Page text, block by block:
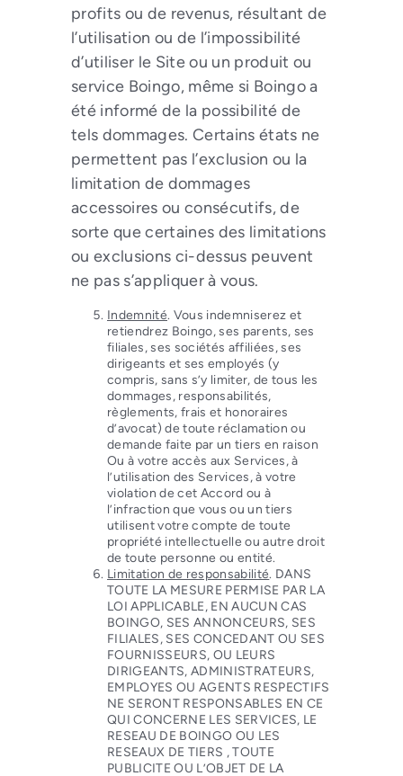
profits ou de revenus, résultant de
l’utilisation ou de l’impossibilité
d’utiliser le Site ou un produit ou
service Boingo, même si Boingo a
été informé de la possibilité de
tels dommages. Certains états ne
permettent pas l’exclusion ou la
limitation de dommages
accessoires ou consécutifs, de
sorte que certaines des limitations
ou exclusions ci-dessus peuvent
ne pas s’appliquer à vous.
Indemnité. Vous indemniserez et
retiendrez Boingo, ses parents, ses
filiales, ses sociétés affiliées, ses
dirigeants et ses employés (y
compris, sans s’y limiter, de tous les
dommages, responsabilités,
règlements, frais et honoraires
d’avocat) de toute réclamation ou
demande faite par un tiers en raison
Ou à votre accès aux Services, à
l’utilisation des Services, à votre
violation de cet Accord ou à
l’infraction que vous ou un tiers
utilisent votre compte de toute
propriété intellectuelle ou autre droit
de toute personne ou entité.
Limitation de responsabilité. DANS
TOUTE LA MESURE PERMISE PAR LA
LOI APPLICABLE, EN AUCUN CAS
BOINGO, SES ANNONCEURS, SES
FILIALES, SES CONCEDANT OU SES
FOURNISSEURS, OU LEURS
DIRIGEANTS, ADMINISTRATEURS,
EMPLOYES OU AGENTS RESPECTIFS
NE SERONT RESPONSABLES EN CE
QUI CONCERNE LES SERVICES, LE
RESEAU DE BOINGO OU LES
RESEAUX DE TIERS , TOUTE
PUBLICITE OU L’OBJET DE LA